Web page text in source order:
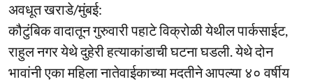
अवधूत खराडे/मुंबई:
कौटुंबिक वादातून गुरुवारी पहाटे विक्रोळी येथील पार्कसाईट,
राहुल नगर येथे दुहेरी हत्याकांडाची घटना घडली. येथे दोन
भावांनी एका महिला नातेवाईकाच्या मदतीने आपल्या ४० वर्षीय